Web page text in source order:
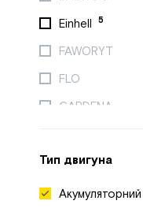
Einhell 5
FAWORYT
FLO
GARDENA
Grunhelm
GTM
Тип двигуна
Акумуляторний